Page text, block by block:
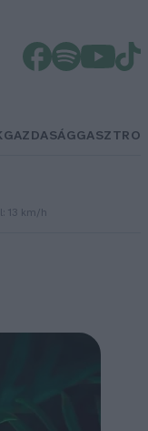
GAZDASÁGGASZTRO
13 km/h